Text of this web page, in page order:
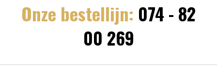
Onze bestellijn: 074 - 82
00 269